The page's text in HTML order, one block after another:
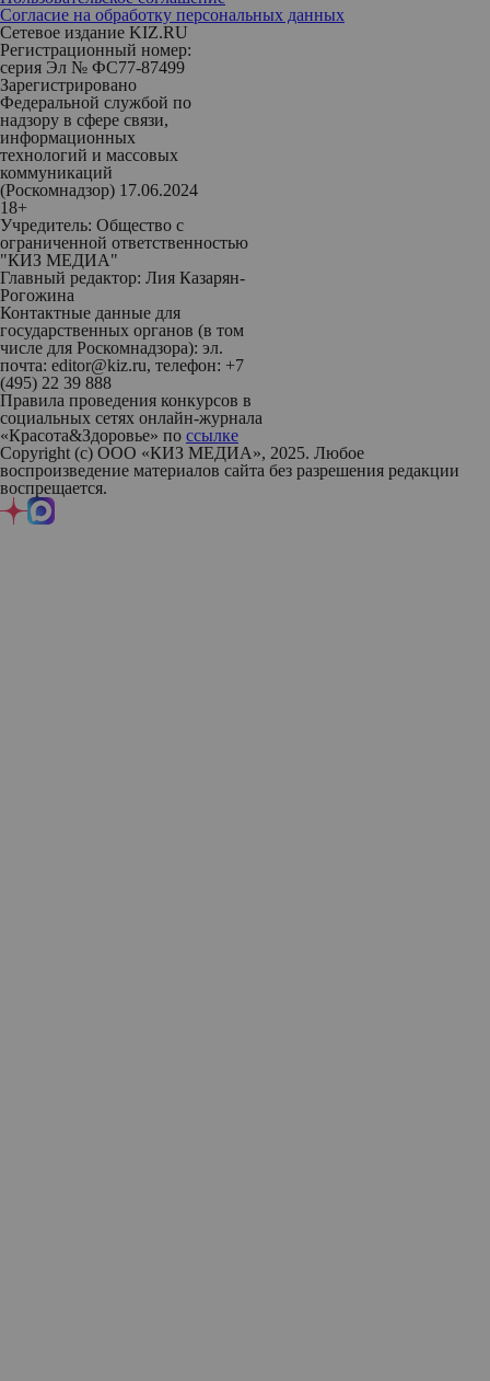
Согласие на обработку персональных данных
Сетевое издание KIZ.RU
Регистрационный номер:
серия Эл № ФС77-87499
Зарегистрировано
Федеральной службой по
надзору в сфере связи,
информационных
технологий и массовых
коммуникаций
(Роскомнадзор) 17.06.2024
18+
Учредитель: Общество с
ограниченной ответственностью
"КИЗ МЕДИА"
Главный редактор: Лия Казарян-
Рогожина
Контактные данные для
государственных органов (в том
числе для Роскомнадзора): эл.
почта: editor@kiz.ru, телефон: +7
(495) 22 39 888
Правила проведения конкурсов в
социальных сетях онлайн-журнала
«Красота&Здоровье» по ссылке
Copyright (с) ООО «КИЗ МЕДИА», 2025. Любое
воспроизведение материалов сайта без разрешения редакции
воспрещается.